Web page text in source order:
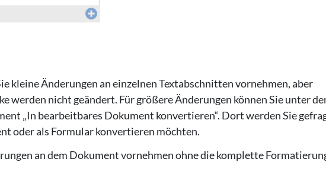
kleine Änderungen an einzelnen Textabschnitten vornehmen, aber
werden nicht geändert. Für größere Änderungen können Sie unter
„In bearbeitbares Dokument konvertieren“. Dort werden Sie
oder als Formular konvertieren möchten.
an dem Dokument vornehmen ohne die komplette